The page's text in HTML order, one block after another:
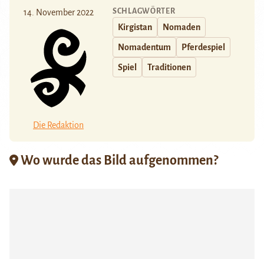
14. November 2022
Die Redaktion
SCHLAGWÖRTER
Kirgistan Nomaden
Nomadentum Pferdespiel
Spiel Traditionen
Wo wurde das Bild aufgenommen?